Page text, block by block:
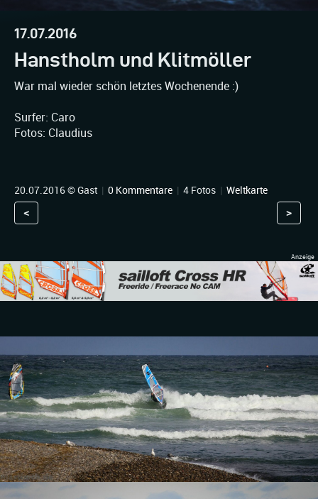
17.07.2016
Hanstholm und Klitmöller
War mal wieder schön letztes Wochenende :)
Surfer: Caro
Fotos: Claudius
20.07.2016 © Gast | 0 Kommentare | 4 Fotos | Weltkarte
< >